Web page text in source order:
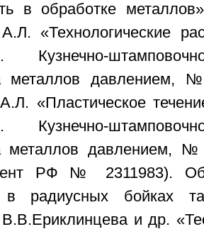
в обработке
«Технологические
Кузнечно-
металлов давлением,
«Пластическое
Кузнечно-
металлов давлением,
РФ № 2311983).
в радиусных бойках
и др.